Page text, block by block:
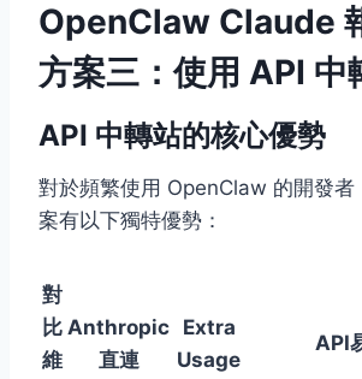
OpenClaw Claude
方案三：使用 API 中
API 中轉站的核心優勢
對於頻繁使用 OpenClaw 的開發者
案有以下獨特優勢：
對
比
維
Anthropic
直連
Extra
Usage
API